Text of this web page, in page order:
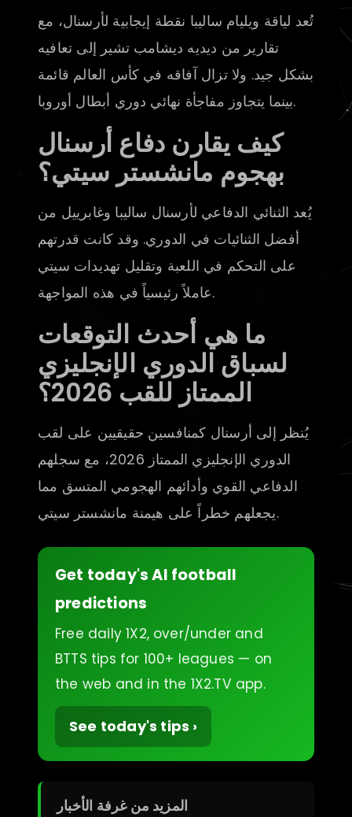
تُعد لياقة ويليام ساليبا نقطة إيجابية لأرسنال، مع
تقارير من ديديه ديشامب تشير إلى تعافيه
بشكل جيد. ولا تزال آفاقه في كأس العالم قائمة
بينما يتجاوز مفاجأة نهائي دوري أبطال أوروبا.
كيف يقارن دفاع أرسنال
بهجوم مانشستر سيتي؟
يُعد الثنائي الدفاعي لأرسنال ساليبا وغابرييل من
أفضل الثنائيات في الدوري. وقد كانت قدرتهم
على التحكم في اللعبة وتقليل تهديدات سيتي
عاملاً رئيسياً في هذه المواجهة.
ما هي أحدث التوقعات
لسباق الدوري الإنجليزي
الممتاز للقب 2026؟
يُنظر إلى أرسنال كمنافسين حقيقيين على لقب
الدوري الإنجليزي الممتاز 2026، مع سجلهم
الدفاعي القوي وأدائهم الهجومي المتسق مما
يجعلهم خطراً على هيمنة مانشستر سيتي.
Get today's AI football
predictions
Free daily 1X2, over/under and
BTTS tips for 100+ leagues — on
the web and in the 1X2.TV app.
See today's tips ›
المزيد من غرفة الأخبار